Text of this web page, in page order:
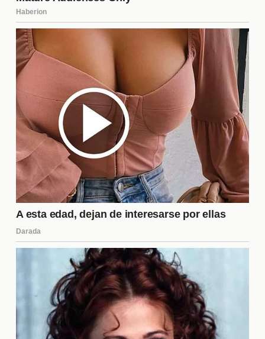
público, es considerada una de las favoritas.
Estrategias de Juego
Los concursantes utilizan diversasestrategias de
juego
para mantenerse en la casa. Algunas de las
más comunes incluyen la formación de alianzas, el
uso de tácticas de distracción y la manipulación de
la percepción pública. Cada decisión puede tener
un impacto significativo en su permanencia, y es
fundamental que los concursantes sean astutos y
calculadores en sus movimientos.
El Papel de las Redes Sociales
Las redes sociales juegan un papel crucial en la
popularidad de los concursantes. A través de
plataformas como Twitter e Instagram, los
seguidores pueden interactuar y expresar su apoyo.
Esta interacción no solo fomenta una comunidad en
torno al programa, sino que también puede influir en
las decisiones de votación. Los concursantes que